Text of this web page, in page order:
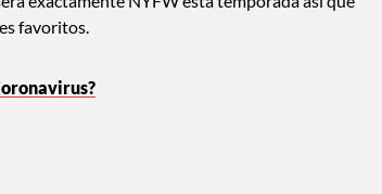
favoritos.